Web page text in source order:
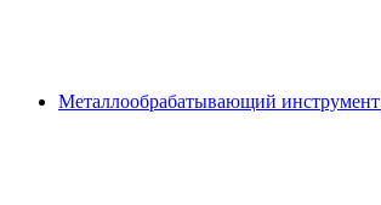
Металлообрабатывающий инструмент